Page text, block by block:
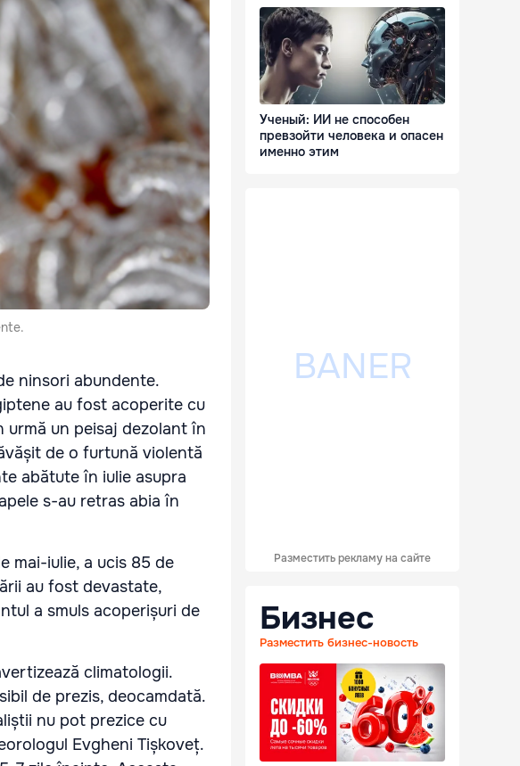
ninsori abundente.
au fost acoperite cu
urmă un peisaj dezolant în
de o furtună violentă
abătute în iulie asupra
s-au retras abia în
mai-iulie, a ucis 85 de
au fost devastate,
a smuls acoperișuri de
climatologii.
de prezis, deocamdată.
nu pot prezice cu
Evgheni Tișkoveț.
Ученый: ИИ не способен
превзойти человека и опасен
именно этим
Разместить рекламу на сайте
Бизнес
Разместить бизнес-новость